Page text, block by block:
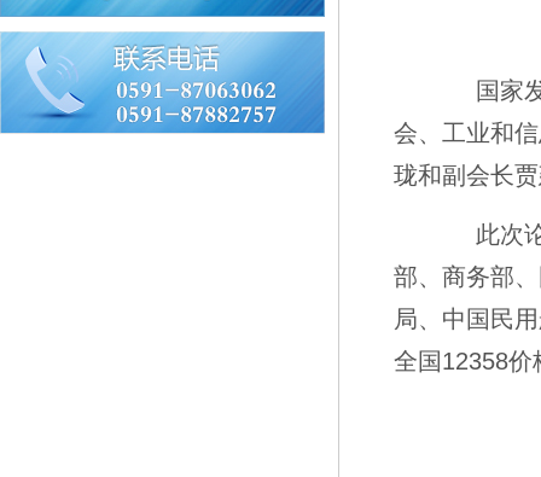
国家发
会、工业和
珑和副会长
此次论
部、商务部
局、中国民
全国12358价